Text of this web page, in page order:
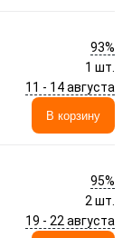
93%
1 шт.
11 - 14 августа
В корзину
95%
2 шт.
19 - 22 августа